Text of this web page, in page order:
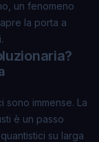
un fenomeno
la porta a
sono immense. La
è un passo
su larga